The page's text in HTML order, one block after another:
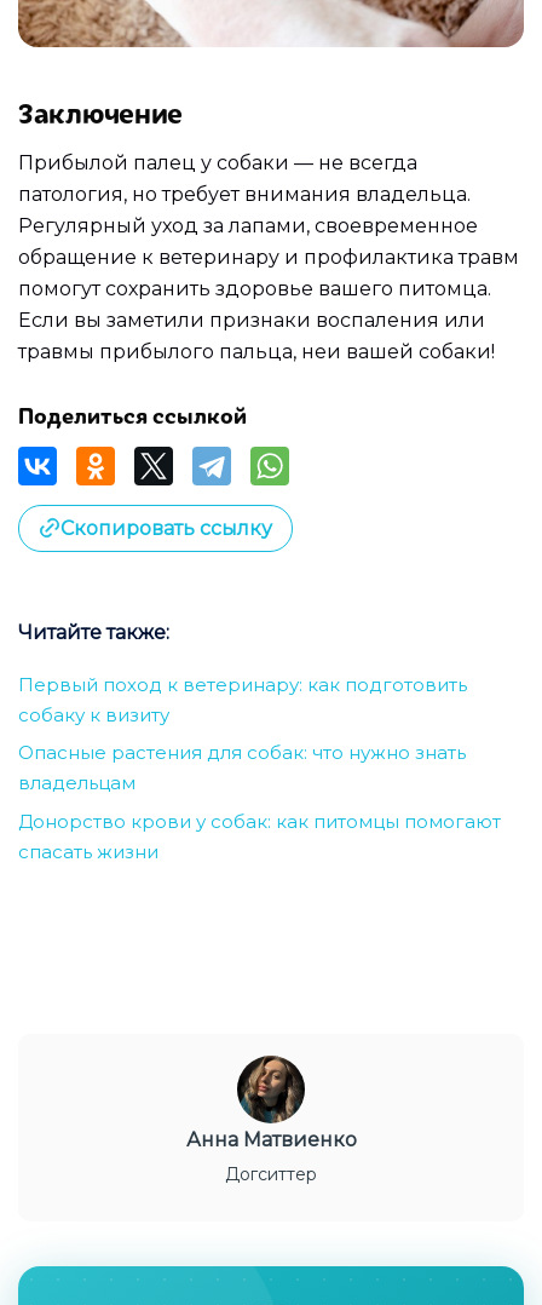
Заключение
Прибылой палец у собаки — не всегда
патология, но требует внимания владельца.
Регулярный уход за лапами, своевременное
обращение к ветеринару и профилактика травм
помогут сохранить здоровье вашего питомца.
Если вы заметили признаки воспаления или
травмы прибылого пальца, неи вашей собаки!
Поделиться ссылкой
Скопировать ссылку
Читайте также:
Первый поход к ветеринару: как подготовить
собаку к визиту
Опасные растения для собак: что нужно знать
владельцам
Донорство крови у собак: как питомцы помогают
спасать жизни
Анна Матвиенко
Догситтер